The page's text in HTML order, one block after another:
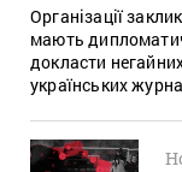
Організації
мають
докласти
українських